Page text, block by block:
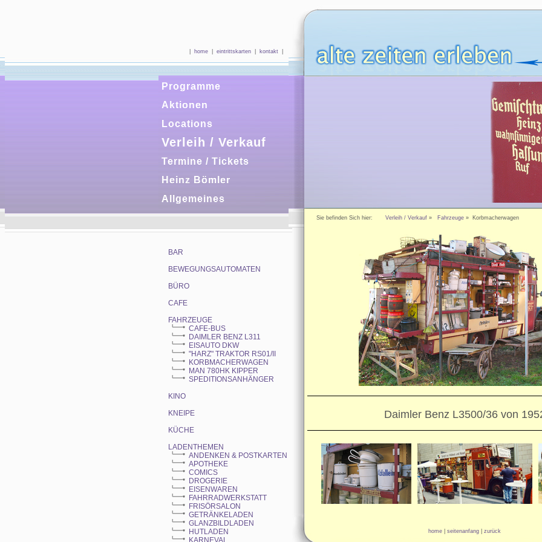
home eintrittskarten kontakt
Programme
Aktionen
Locations
Verleih / Verkauf
Termine / Tickets
Heinz Bömler
Allgemeines
BAR
BEWEGUNGSAUTOMATEN
BÜRO
CAFE
FAHRZEUGE
CAFE-BUS
DAIMLER BENZ L311
EISAUTO DKW
"HARZ" TRAKTOR RS01/II
KORBMACHERWAGEN
MAN 780HK KIPPER
SPEDITIONSANHÄNGER
KINO
KNEIPE
KÜCHE
LADENTHEMEN
ANDENKEN & POSTKARTEN
APOTHEKE
COMICS
DROGERIE
EISENWAREN
FAHRRADWERKSTATT
FRISÖRSALON
GETRÄNKELADEN
GLANZBILDLADEN
HUTLADEN
KARNEVAL
Sie befinden Sich hier: Verleih / Verkauf » Fahrzeuge » Korbmacherwagen
Daimler Benz L3500/36 von
home seitenanfang zurück